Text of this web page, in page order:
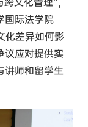
国际法学院
化差异如何影
议应对提供实
讲师和留学生